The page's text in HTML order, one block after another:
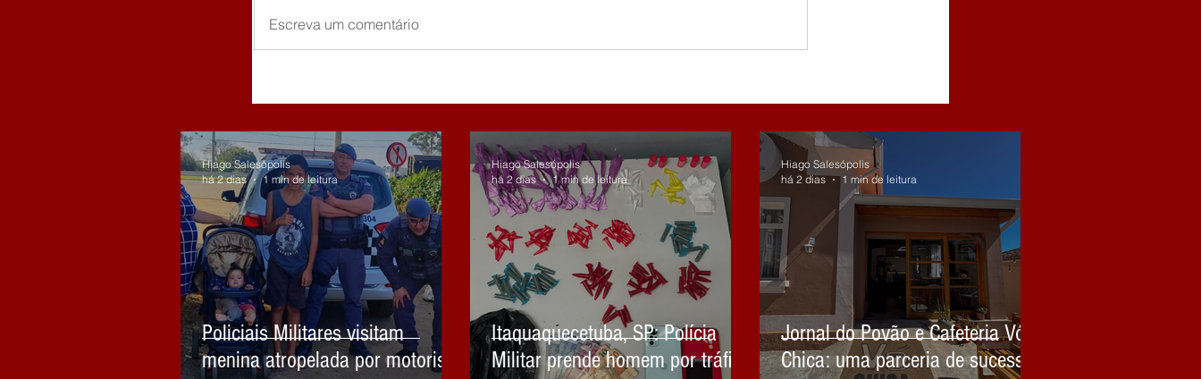
Escreva um comentário
Policiais Militares visitam
menina atropelada por motorista
Hiago Salesópolis
há 2 dias
1 min de leitura
Itaquaquecetuba, SP: Polícia
Militar prende homem por tráfico
Hiago Salesópolis
há 2 dias
1 min de leitura
Jornal do Povão e Cafeteria Vó
Chica: uma parceria de sucesso
Hiago Salesópolis
há 2 dias
1 min de leitura